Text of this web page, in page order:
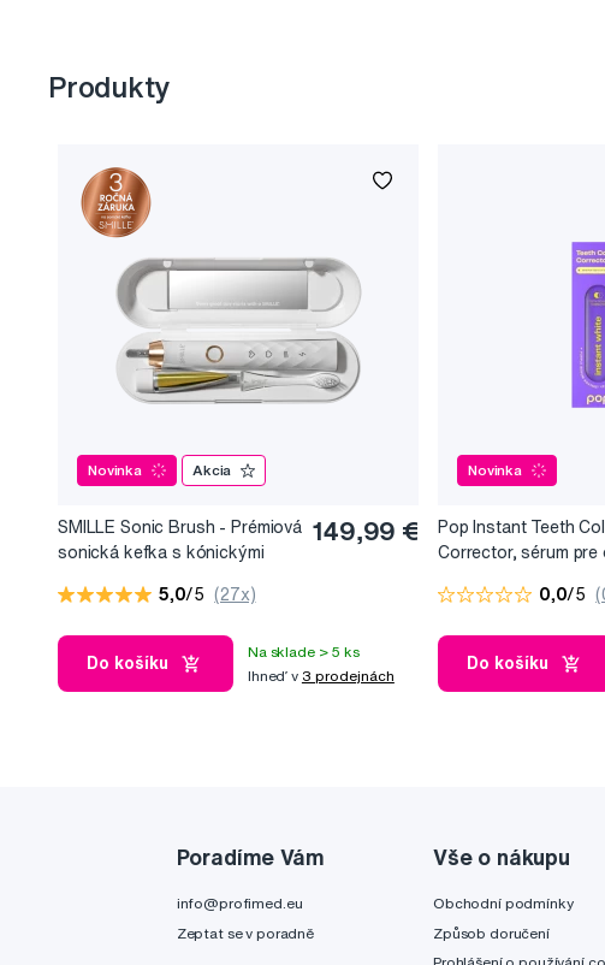
Produkty
Novinka Akcia
SMILLE Sonic Brush - Prémiová
sonická kefka s kónickými
149,99 €
5,0/5 (27x)
Do košíku
Na sklade > 5 ks
Ihneď v 3 prodejnách
Novinka
Pop Instant Teeth
Corrector, sérum pre
0,0/5
Do košíku
Poradíme Vám
info@profimed.eu
Zeptat se v poradně
Vše o nákupu
Obchodní podmínky
Způsob doručení
Prohlášení o používání